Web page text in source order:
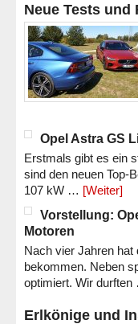
Neue Tests und
Opel Astra GS
Erstmals gibt es ein
sind den neuen Top-
107 kW … [Weiter]
Vorstellung:
Motoren
Nach vier Jahren
bekommen. Neben
optimiert. Wir
Erlkönige und